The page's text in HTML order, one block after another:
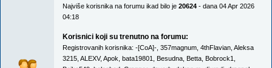
Najviše korisnika na forumu ikad bilo je 20624 - dana 04 Apr 2026
04:18
Korisnici koji su trenutno na forumu:
Registrovanih korisnika: -[CoA]- 357magnum 4thFlavian Aleksa
3215 ALEXV, Apok bata19801 Besudna Betta Bobrock1